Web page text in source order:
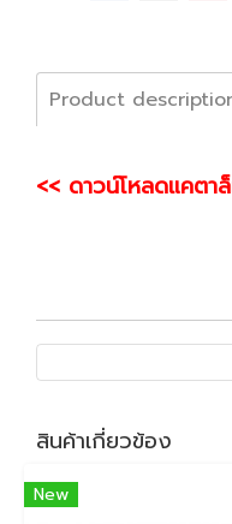
Product
<< ดาวน์โหลดแคตา
สินค้าเกี่ยวข้อง
New